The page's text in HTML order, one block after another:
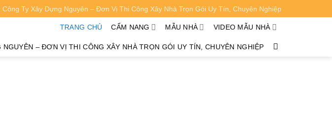
Công Ty Xây Dựng Nguyên – Đơn Vị Thi Công Xây Nhà Trọn Gói Uy Tín, Chuyên Nghiệp
TRANG CHỦ CẨM NANG MẪU NHÀ VIDEO MẪU NHÀ
– ĐƠN VỊ THI CÔNG XÂY NHÀ TRỌN GÓI UY TÍN, CHUYÊN NGHIỆP
xác 95%. XEM CHI TIẾT